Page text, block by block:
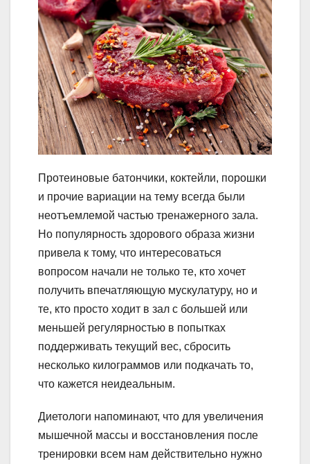
Протеиновые батончики, коктейли, порошки
и прочие вариации на тему всегда были
неотъемлемой частью тренажерного зала.
Но популярность здорового образа жизни
привела к тому, что интересоваться
вопросом начали не только те, кто хочет
получить впечатляющую мускулатуру, но и
те, кто просто ходит в зал с большей или
меньшей регулярностью в попытках
поддерживать текущий вес, сбросить
несколько килограммов или подкачать то,
что кажется неидеальным.
Диетологи напоминают, что для увеличения
мышечной массы и восстановления после
тренировки всем нам действительно нужно